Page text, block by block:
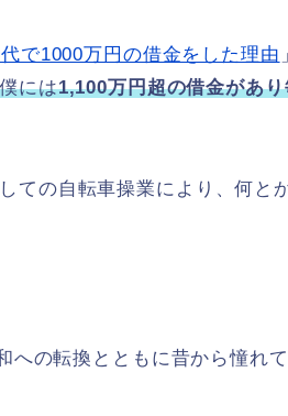
で1000万円の借金をした理由
僕には1,100万円超の借金があ
ての自転車操業により、何と
への転換とともに昔から憧れ